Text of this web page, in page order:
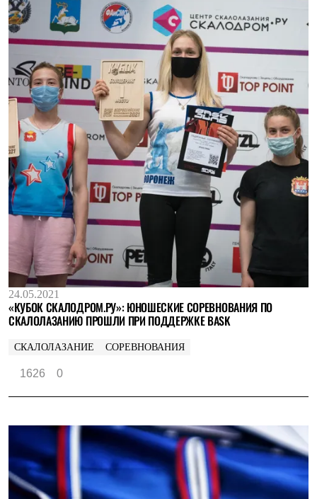
24.05.2021
«КУБОК СКАЛОДРОМ.РУ»: ЮНОШЕСКИЕ СОРЕВНОВАНИЯ ПО
СКАЛОЛАЗАНИЮ ПРОШЛИ ПРИ ПОДДЕРЖКЕ BASK
СКАЛОЛАЗАНИЕ СОРЕВНОВАНИЯ
1626 0